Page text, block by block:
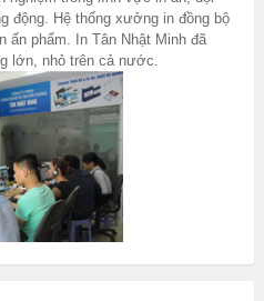
động. Hệ thống xưởng in đồng bộ
ấn phẩm. In Tân Nhật Minh đã
lớn, nhỏ trên cả nước.